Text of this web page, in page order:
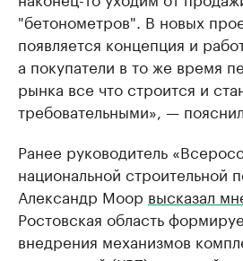
"бетонометров". В новых
появляется концепция и
а покупатели в то же время
рынка все что строится и
требовательными», —
Ранее руководитель
национальной строительной
Александр Моор высказал
Ростовская область
внедрения механизмов